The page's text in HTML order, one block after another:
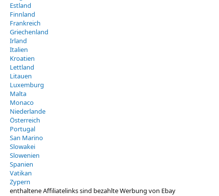
Estland
Finnland
Frankreich
Griechenland
Irland
Italien
Kroatien
Lettland
Litauen
Luxemburg
Malta
Monaco
Niederlande
Österreich
Portugal
San Marino
Slowakei
Slowenien
Spanien
Vatikan
Zypern
enthaltene Affiliatelinks sind bezahlte Werbung von Ebay